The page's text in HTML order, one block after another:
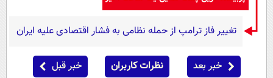
تغییر فاز ترامپ از حمله نظامی به فشار اقتصادی علیه ایران
خبر بعد نظرات کاربران خبر قبل